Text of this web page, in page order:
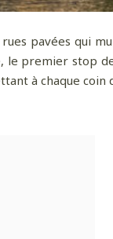
pavées qui
le premier stop
à chaque